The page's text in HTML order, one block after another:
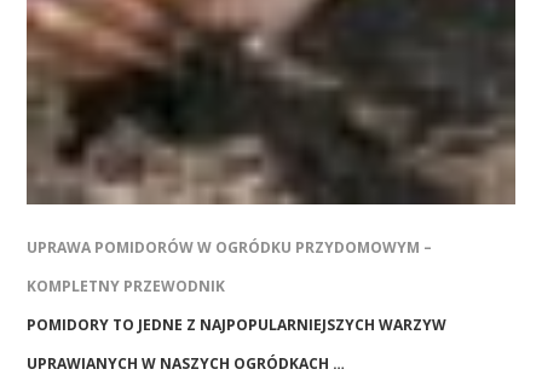
UPRAWA POMIDORÓW W OGRÓDKU PRZYDOMOWYM –
KOMPLETNY PRZEWODNIK
POMIDORY TO JEDNE Z NAJPOPULARNIEJSZYCH WARZYW
UPRAWIANYCH W NASZYCH OGRÓDKACH …